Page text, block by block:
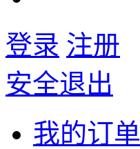
登录 注册
安全退出
我的订单